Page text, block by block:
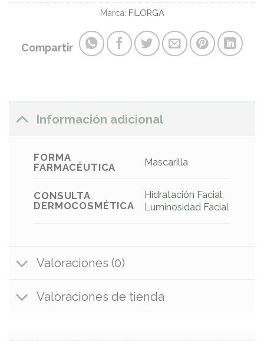
Marca: FILORGA
Compartir
Información adicional
FORMA
FARMACÉUTICA
Mascarilla
CONSULTA
DERMOCOSMÉTICA
Hidratación Facial,
Luminosidad Facial
Valoraciones (0)
Valoraciones de tienda